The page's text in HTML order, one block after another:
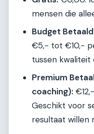
mensen die
Budget
€5,- tot €10,-
tussen kwaliteit
Premium
coaching):
Geschikt voor
resultaat willen